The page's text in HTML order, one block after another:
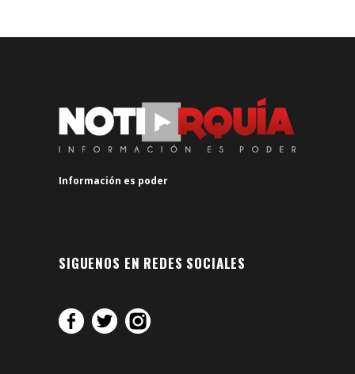
Información es poder
SIGUENOS EN REDES SOCIALES